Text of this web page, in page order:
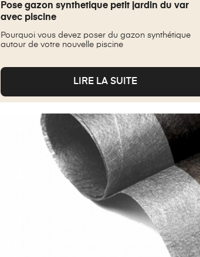
Pose gazon synthetique petit jardin du var
avec piscine
Pourquoi vous devez poser du gazon synthétique
autour de votre nouvelle piscine
LIRE LA SUITE